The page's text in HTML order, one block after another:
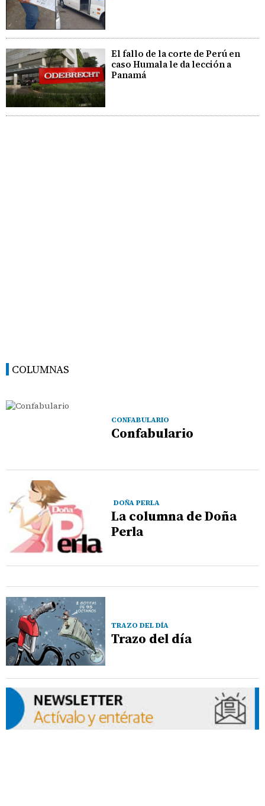
El fallo de la corte de Perú en
caso Humala le da lección a
Panamá
COLUMNAS
CONFABULARIO
Confabulario
DOÑA PERLA
La columna de Doña
Perla
TRAZO DEL DÍA
Trazo del día